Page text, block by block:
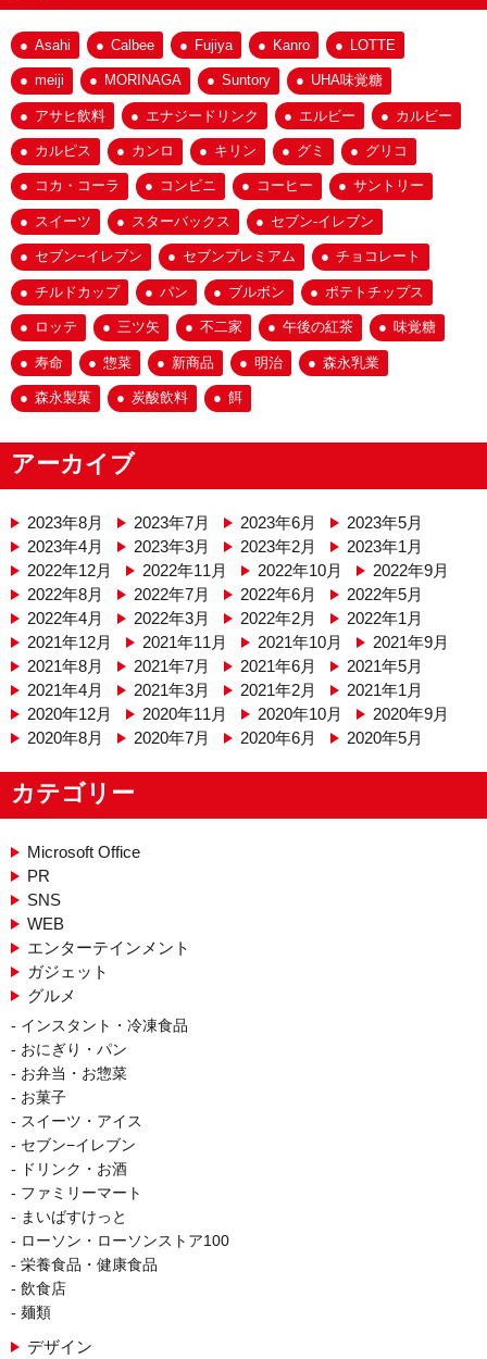
Asahi Calbee Fujiya Kanro LOTTE
meiji MORINAGA Suntory UHA味覚糖
アサヒ飲料 エナジードリンク エルビー カルビー
カルピス カンロ キリン グミ グリコ
コカ・コーラ コンビニ コーヒー サントリー
スイーツ スターバックス セブン-イレブン
セブン−イレブン セブンプレミアム チョコレート
チルドカップ パン ブルボン ポテトチップス
ロッテ 三ツ矢 不二家 午後の紅茶 味覚糖
寿命 惣菜 新商品 明治 森永乳業
森永製菓 炭酸飲料 餌
アーカイブ
2023年8月 2023年7月 2023年6月
2023年5月
2023年4月
2023年3月 2023年2月
2023年1月
2022年12月
2022年11月 2022年10月
2022年9月
2022年8月
2022年7月 2022年6月
2022年5月
2022年4月
2022年3月 2022年2月
2022年1月
2021年12月
2021年11月 2021年10月
2021年9月
2021年8月
2021年7月 2021年6月
2021年5月
2021年4月
2021年3月 2021年2月
2021年1月
2020年12月
2020年11月 2020年10月
2020年9月
2020年8月
2020年7月 2020年6月 2020年5月
カテゴリー
Microsoft Office
PR
SNS
WEB
エンターテインメント
ガジェット
グルメ
インスタント・冷凍食品
おにぎり・パン
お弁当・お惣菜
お菓子
スイーツ・アイス
セブン−イレブン
ドリンク・お酒
ファミリーマート
まいばすけっと
ローソン・ローソンストア100
栄養食品・健康食品
飲食店
麺類
デザイン